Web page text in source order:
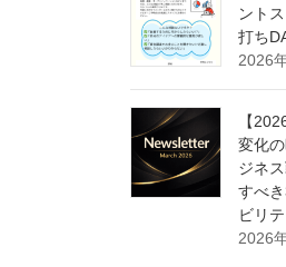
ント
打ち
2026
【
変化
ジネ
すべ
ビリ
2026